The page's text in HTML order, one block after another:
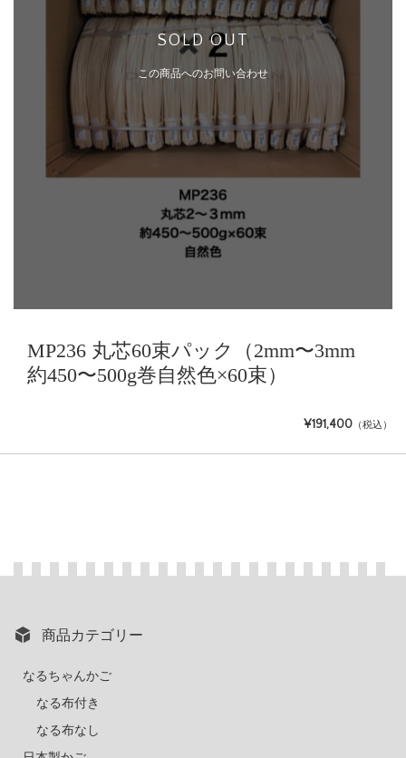
SOLD OUT
この商品へのお問い合わせ
MP236 丸芯60束パック（2mm〜3mm
約450〜500g巻自然色×60束）
¥191,400 （税込）
商品カテゴリー
なるちゃんかご
なる布付き
なる布なし